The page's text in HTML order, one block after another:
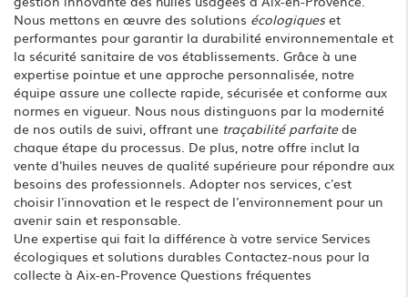
Nous mettons en œuvre des solutions écologiqueset
performantes pour garantir la durabilité environnementale et
la sécurité sanitaire de vos établissements. Grâce à une
expertise pointue et une approche personnalisée, notre
équipe assure une collecte rapide, sécurisée et conforme aux
normes en vigueur. Nous nous distinguons par la modernité
de nos outils de suivi, offrant une traçabilité parfaitede
chaque étape du processus. De plus, notre offre inclut la
vente d'huiles neuves de qualité supérieure pour répondre aux
besoins des professionnels. Adopter nos services, c'est
choisir l'innovation et le respect de l'environnement pour un
avenir sain et responsable.
Une expertise qui fait la différence à votre service Services
écologiques et solutions durables Contactez-nous pour la
collecte à Aix-en-Provence Questions fréquentes